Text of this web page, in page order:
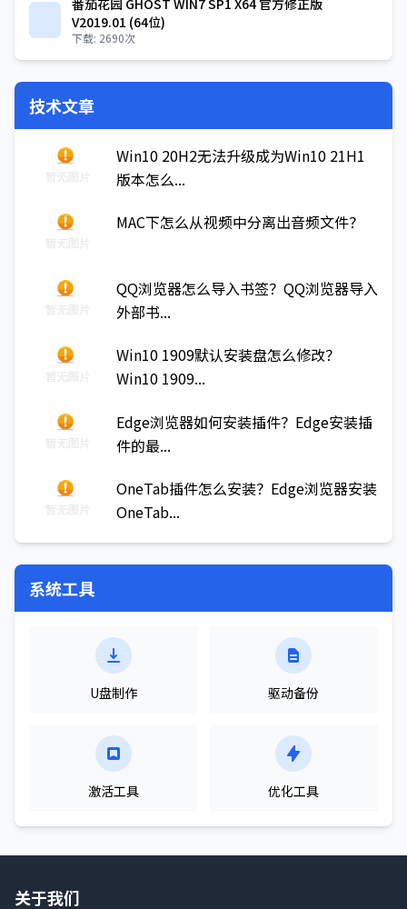
V2019.01 (64位)
下载: 2690次
技术文章
Win10 20H2无法升级成为Win10 21H1
版本怎么...
MAC下怎么从视频中分离出音频文件？
QQ浏览器怎么导入书签？QQ浏览器导入
外部书...
Win10 1909默认安装盘怎么修改？
Win10 1909...
Edge浏览器如何安装插件？Edge安装插
件的最...
OneTab插件怎么安装？Edge浏览器安装
OneTab...
系统工具
U盘制作 驱动备份
激活工具 优化工具
关于我们